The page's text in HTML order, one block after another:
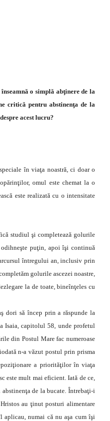
o simplă abţinere de la
critică pentru abstinenţa de la
acest lucru?
în viaţa noastră, ci doar o
omul este chemat la o
este realizată cu o intensitate
studiul şi completează golurile
puţin, apoi îşi continuă
întregului an, inclusiv prin
golurile ascezei noastre,
la de toate, bineînţeles cu
dori să încep prin a răspunde la
Isaia, capitolul 58, unde profetul
din Postul Mare fac numeroase
n-a văzut postul prin prisma
a priorităţilor în viaţa
este mult mai eficient. Iată de ce,
de la bucate. Întrebaţi-i
au ţinut posturi alimentare
aplicau, numai că nu aşa cum îşi